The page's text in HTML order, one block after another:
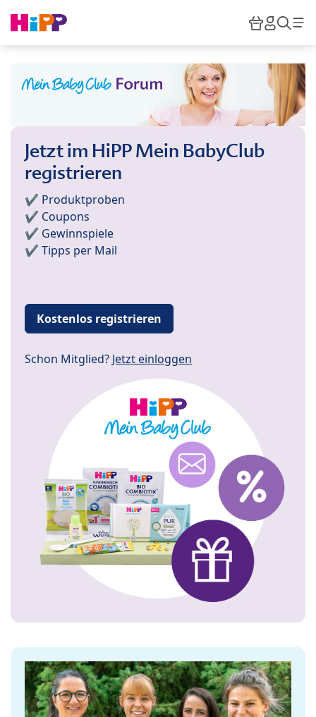
HiPP
Jetzt im HiPP Mein BabyClub
registrieren
✔️ Produktproben
✔️ Coupons
✔️ Gewinnspiele
✔️ Tipps per Mail
Kostenlos registrieren
Schon Mitglied? Jetzt einloggen